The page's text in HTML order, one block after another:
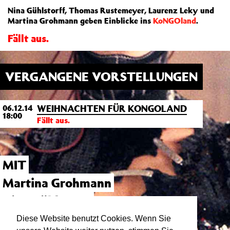
Diese Website benutzt Cookies. Wenn Sie
Nina Gühlstorff, Thomas Rustemeyer, Laurenz Leky und
Martina Grohmann geben Einblicke ins KoNGOland.
Fällt aus.
VERGANGENE VORSTELLUNGEN
06.12.14
18:00
WEIHNACHTEN FÜR KONGOLAND
Fällt aus.
MIT
Martina Grohmann
Nina Gühlstorff
Laurenz Leky